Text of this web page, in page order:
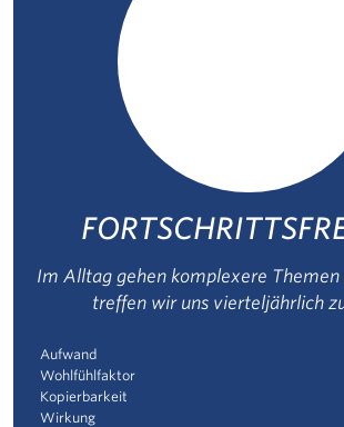
Im Alltag gehen komplexere Themen
treffen wir uns vierteljährlich
Aufwand
Wohlfühlfaktor
Kopierbarkeit
Wirkung